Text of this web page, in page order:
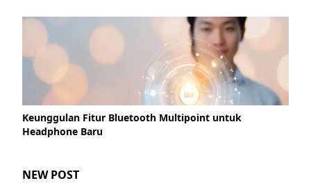
Keunggulan Fitur Bluetooth Multipoint untuk
Headphone Baru
NEW POST